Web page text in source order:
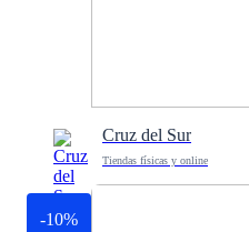
Cruz del Sur
Tiendas físicas y online
-10%